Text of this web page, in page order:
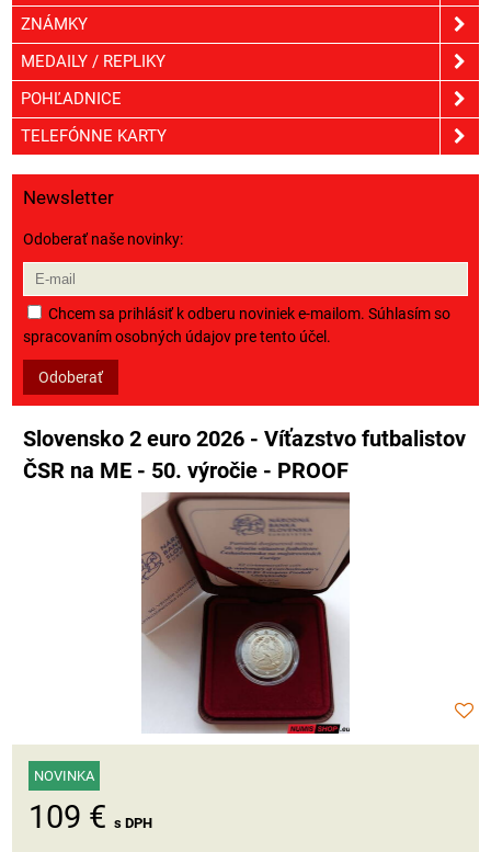
ZNÁMKY
MEDAILY / REPLIKY
POHĽADNICE
TELEFÓNNE KARTY
Newsletter
Odoberať naše novinky:
Chcem sa prihlásiť k odberu noviniek e-mailom. Súhlasím so
spracovaním osobných údajov pre tento účel.
Odoberať
Slovensko 2 euro 2026 - Víťazstvo futbalistov
ČSR na ME - 50. výročie - PROOF
NOVINKA
109 € s DPH